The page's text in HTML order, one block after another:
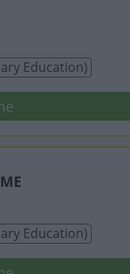
Education)
Education)